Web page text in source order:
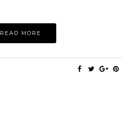
READ MORE